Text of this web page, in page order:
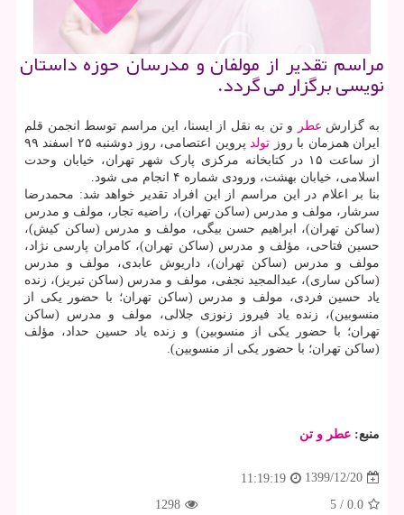
مراسم تقدیر از مولفان و مدرسان حوزه داستان
نویسی برگزار می گردد.
به گزارش عطر
و تن به نقل از ایسنا، این مراسم توسط انجمن قلم
ایران همزمان با روز تولد
پروین اعتصامی، روز دوشنبه ۲۵ اسفند ۹۹
از ساعت ۱۵ در کتابخانه مرکزی پارک شهر تهران، خیابان وحدت
اسلامی، خیابان بهشت، ورودی شماره ۴ انجام می شود.
بنا بر اعلام در این مراسم از این افراد تقدیر خواهد شد: محمدرضا
سرشار، مولف و مدرس (ساکن تهران)، راضیه تجار، مولف و مدرس
(ساکن تهران)، ابراهیم حسن بیگی، مولف و مدرس (ساکن کیش)،
حسین فتاحی، مؤلف و مدرس (ساکن تهران)، کامران پارسی نژاد،
مولف و مدرس (ساکن تهران)، داریوش عابدی، مولف و مدرس
(ساکن ساری)، عبدالمجید نجفی، مولف و مدرس (ساکن تبریز)، زنده
یاد حسین فردی، مولف و مدرس (ساکن تهران؛ با حضور یکی از
منسوبین)، زنده یاد فیروز زنوزی جلالی، مولف و مدرس (ساکن
تهران؛ با حضور یکی از منسوبین) و زنده یاد حسین حداد، مؤلف
(ساکن تهران؛ با حضور یکی از منسوبین).
منبع: عطر و تن
1399/12/20
11:19:19
0.0
/
5
1298